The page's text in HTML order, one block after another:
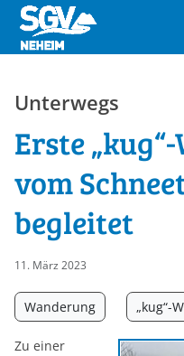
Unterwegs
Erste
vom
begleitet
11. März 2023
Wanderung „kug“-
Zu einer